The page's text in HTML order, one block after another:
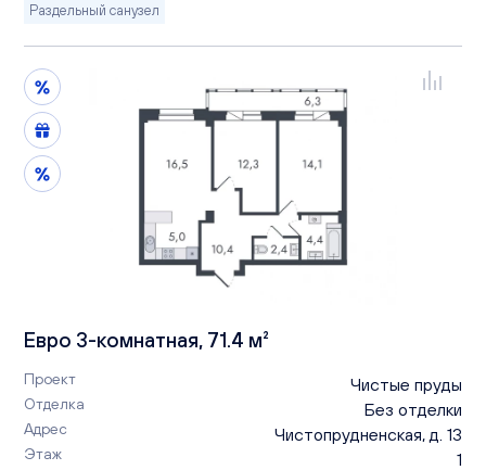
Раздельный санузел
Евро 3-комнатная, 71.4 м²
Проект Чистые пруды
Отделка Без отделки
Адрес Чистопрудненская, д. 13
Этаж 1